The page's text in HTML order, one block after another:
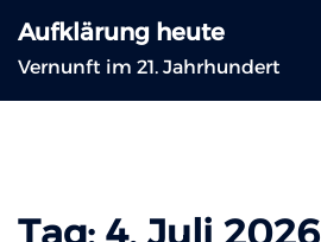
Inhalt
springen
Aufklärung heute
Vernunft im 21. Jahrhundert